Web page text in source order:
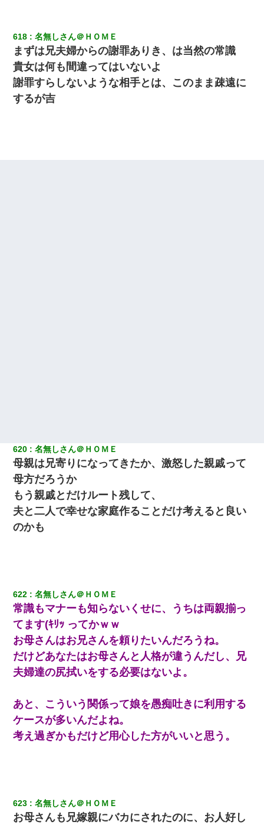
送ったんだが→
【ワロタ】姉から「肉食系14才、乳丸出し、毛はうっすら生えか
け」というタイトルで画像が送られてきた
【GJ!】会社から帰宅中、広い駐車場にエンジンかけっ放しの車を
618 名無しさん＠ＨＯＭＥ
まずは兄夫婦からの謝罪ありき、は当然の常識
貴女は何も間違ってはいないよ
謝罪すらしないような相手とは、このまま疎遠に
するが吉
620 名無しさん＠ＨＯＭＥ
母親は兄寄りになってきたか、激怒した親戚って
母方だろうか
もう親戚とだけルート残して、
夫と二人で幸せな家庭作ることだけ考えると良い
のかも
622 名無しさん＠ＨＯＭＥ
常識もマナーも知らないくせに、うちは両親揃っ
てます(ｷﾘｯ ってかｗｗ
お母さんはお兄さんを頼りたいんだろうね。
だけどあなたはお母さんと人格が違うんだし、兄
夫婦達の尻拭いをする必要はないよ。
あと、こういう関係って娘を愚痴吐きに利用する
ケースが多いんだよね。
考え過ぎかもだけど用心した方がいいと思う。
623 名無しさん＠ＨＯＭＥ
お母さんも兄嫁親にバカにされたのに、お人好し